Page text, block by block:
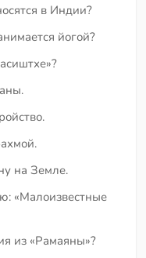
в Индии?
йогой?
на Земле.
«Малоизвестные
из «Рамаяны»?